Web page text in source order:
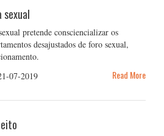
sexual
pretende consciencializar os
desajustados de foro sexual,
07-2019 Read More